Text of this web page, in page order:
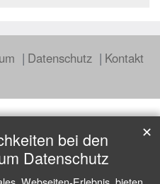
Datenschutz
Kontakt
bei den
Datenschutz
✕